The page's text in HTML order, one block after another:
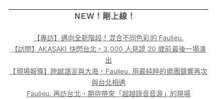
NEW！剛上線！
【專訪】邁向全新階段！混合不同色彩的 Faulieu.
【訪問】AKASAKI 快閃台北，3,000 人見證 20 歲前最後一場演
出
【現場報導】跨越語言與大海，Faulieu. 用最純粹的樂團聲響再次
與台北相遇
Faulieu. 再訪台北，期待帶來「超越錄音音源」的現場